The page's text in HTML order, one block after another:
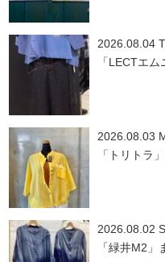
2026.08.04
「LECTエム
2026.08.03
「トリトラ
2026.08.02
「緑井M2